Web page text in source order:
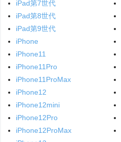
iPad第7世代
iPad第8世代
iPad第9世代
iPhone
iPhone11
iPhone11Pro
iPhone11ProMax
iPhone12
iPhone12mini
iPhone12Pro
iPhone12ProMax